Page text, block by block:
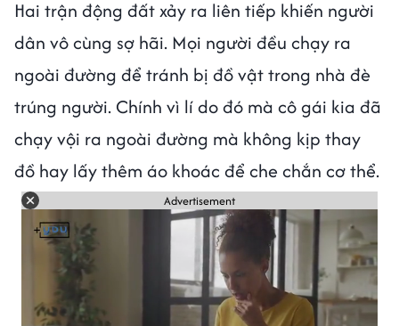
Hai trận động đất xảy ra liên tiếp khiến người
dân vô cùng sợ hãi. Mọi người đều chạy ra
ngoài đường để tránh bị đồ vật trong nhà đè
trúng người. Chính vì lí do đó mà cô gái kia đã
chạy vội ra ngoài đường mà không kịp thay
đồ hay lấy thêm áo khoác để che chắn cơ thể.
Advertisement